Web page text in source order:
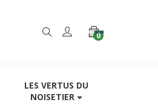
0
LES VERTUS DU
NOISETIER